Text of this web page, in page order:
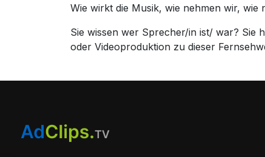
Wie wirkt die Musik, wie nehmen wir,
Sie wissen wer Sprecher/in ist/ war? Sie
oder Videoproduktion zu dieser